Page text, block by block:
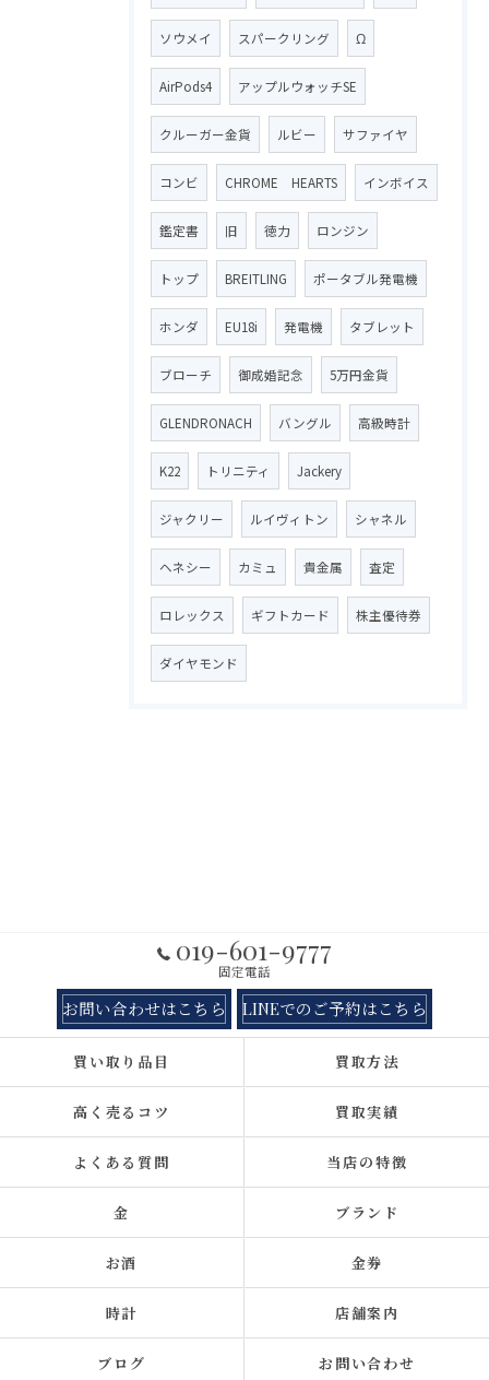
ソウメイ スパークリング Ω
AirPods4 アップルウォッチSE
クルーガー金貨 ルビー サファイヤ
コンビ CHROME HEARTS インボイス
鑑定書 旧 徳力 ロンジン
トップ BREITLING ポータブル発電機
ホンダ EU18i 発電機 タブレット
ブローチ 御成婚記念 5万円金貨
GLENDRONACH バングル 高級時計
K22 トリニティ Jackery
ジャクリー ルイヴィトン シャネル
ヘネシー カミュ 貴金属 査定
ロレックス ギフトカード 株主優待券
ダイヤモンド
019-601-9777
固定電話
お問い合わせはこちら LINEでのご予約はこちら
買い取り品目 買取方法
高く売るコツ 買取実績
よくある質問 当店の特徴
金 ブランド
お酒 金券
時計 店舗案内
ブログ お問い合わせ